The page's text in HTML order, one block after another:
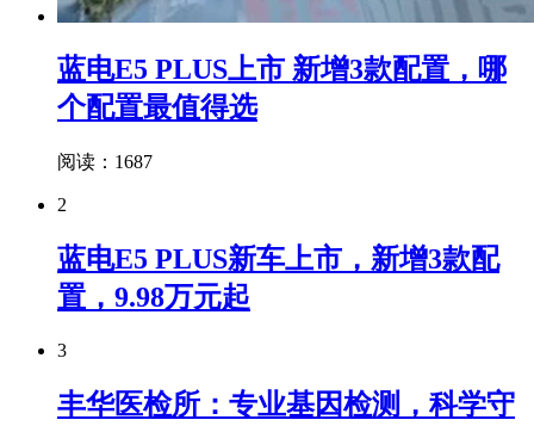
蓝电E5 PLUS上市 新增3款配置，哪
个配置最值得选
阅读：1687
2
蓝电E5 PLUS新车上市，新增3款配
置，9.98万元起
3
丰华医检所：专业基因检测，科学守